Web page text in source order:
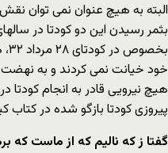
البته به هیچ عنوان نمی توان
خود خیانت نمی کردند و به
هیچ نیرویی قادر به انجام کودتا
پیروزی کودتا بازگو شده در کتاب
گفتا ز که نالیم که از ماست که